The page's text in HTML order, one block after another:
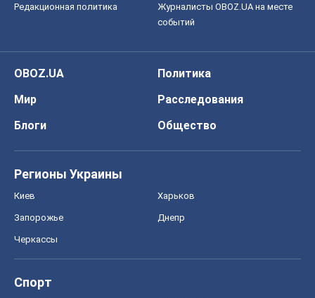
Редакционная политика
Журналисты OBOZ.UA на месте
событий
OBOZ.UA
Политика
Мир
Расследования
Блоги
Общество
Регионы Украины
Киев Харьков
Запорожье Днепр
Черкассы
Спорт